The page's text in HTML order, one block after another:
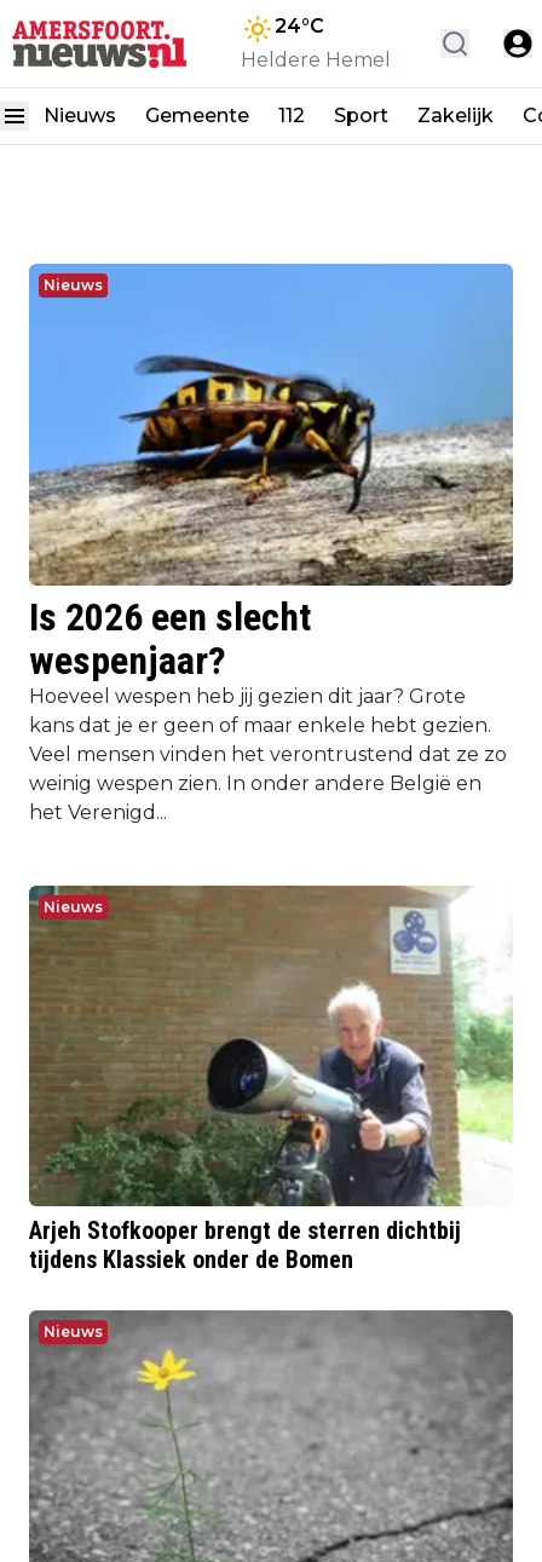
24°C
Heldere Hemel
Nieuws Gemeente 112 Sport Zakelijk
Nieuws
Is 2026 een slecht
wespenjaar?
Hoeveel wespen heb jij gezien dit jaar? Grote
kans dat je er geen of maar enkele hebt gezien.
Veel mensen vinden het verontrustend dat ze zo
weinig wespen zien. In onder andere België en
het Verenigd...
Nieuws
Arjeh Stofkooper brengt de sterren dichtbij
tijdens Klassiek onder de Bomen
Nieuws